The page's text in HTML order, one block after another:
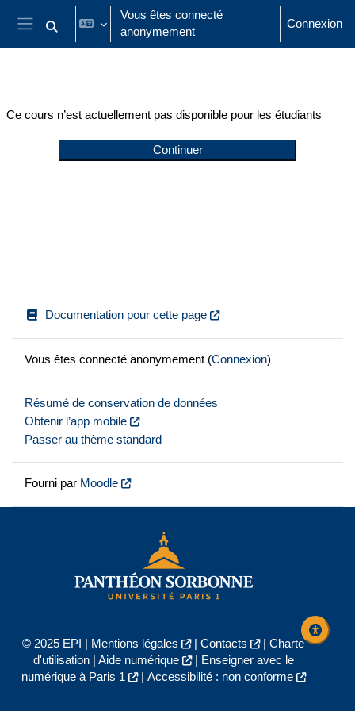
Passer au contenu principal
Panneau latéral
Activer/désactiver la saisie de recherche
Vous êtes connecté
anonymement
Connexion
Ce cours n’est actuellement pas disponible pour les étudiants
Continuer
Documentation pour cette page
Vous êtes connecté anonymement (Connexion)
Résumé de conservation de données
Obtenir l’app mobile
Passer au thème standard
Fourni par Moodle
© 2025 EPI | Mentions légales | Contacts | Charte
d'utilisation| Aide numérique |
Enseigner avec le
numérique à Paris 1
| Accessibilité : non conforme